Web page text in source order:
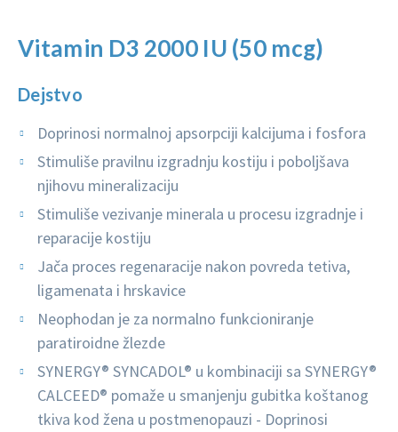
Vitamin D3 2000 IU (50 mcg)
Dejstvo
Doprinosi normalnoj apsorpciji kalcijuma i fosfora
Stimuliše pravilnu izgradnju kostiju i poboljšava
njihovu mineralizaciju
Stimuliše vezivanje minerala u procesu izgradnje i
reparacije kostiju
Jača proces regenaracije nakon povreda tetiva,
ligamenata i hrskavice
Neophodan je za normalno funkcioniranje
paratiroidne žlezde
SYNERGY® SYNCADOL® u kombinaciji sa SYNERGY®
CALCEED® pomaže u smanjenju gubitka koštanog
tkiva kod žena u postmenopauzi - Doprinosi